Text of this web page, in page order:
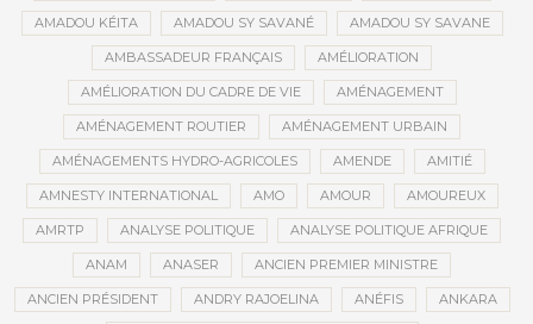
AMADOU KÉITA AMADOU SY SAVANÉ AMADOU SY SAVANE
AMBASSADEUR FRANÇAIS AMÉLIORATION
AMÉLIORATION DU CADRE DE VIE AMÉNAGEMENT
AMÉNAGEMENT ROUTIER AMÉNAGEMENT URBAIN
AMÉNAGEMENTS HYDRO-AGRICOLES AMENDE AMITIÉ
AMNESTY INTERNATIONAL AMO AMOUR AMOUREUX
AMRTP ANALYSE POLITIQUE ANALYSE POLITIQUE AFRIQUE
ANAM ANASER ANCIEN PREMIER MINISTRE
ANCIEN PRÉSIDENT ANDRY RAJOELINA ANÉFIS ANKARA